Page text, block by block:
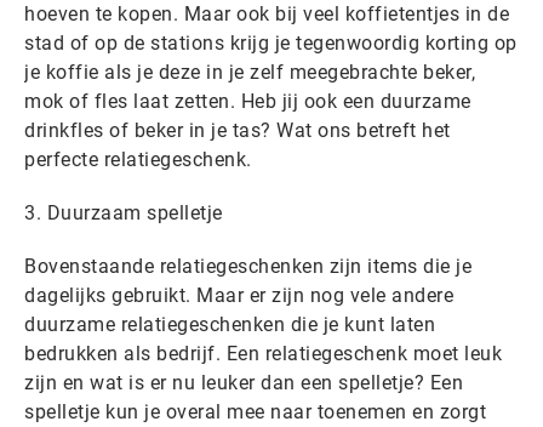
hoeven te kopen. Maar ook bij veel koffietentjes in de
stad of op de stations krijg je tegenwoordig korting op
je koffie als je deze in je zelf meegebrachte beker,
mok of fles laat zetten. Heb jij ook een duurzame
drinkfles of beker in je tas? Wat ons betreft het
perfecte relatiegeschenk.
3. Duurzaam spelletje
Bovenstaande relatiegeschenken zijn items die je
dagelijks gebruikt. Maar er zijn nog vele andere
duurzame relatiegeschenken die je kunt laten
bedrukken als bedrijf. Een relatiegeschenk moet leuk
zijn en wat is er nu leuker dan een spelletje? Een
spelletje kun je overal mee naar toenemen en zorgt